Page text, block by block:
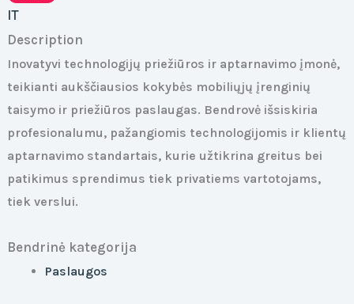
IT
Description
Inovatyvi technologijų priežiūros ir aptarnavimo įmonė,
teikianti aukščiausios kokybės mobiliųjų įrenginių
taisymo ir priežiūros paslaugas. Bendrovė išsiskiria
profesionalumu, pažangiomis technologijomis ir klientų
aptarnavimo standartais, kurie užtikrina greitus bei
patikimus sprendimus tiek privatiems vartotojams,
tiek verslui.
Bendrinė kategorija
Paslaugos